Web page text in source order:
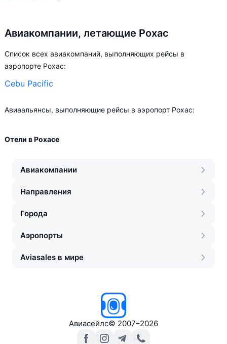
Авиакомпании, летающие Рохас
Список всех авиакомпаний, выполняющих рейсы в
аэропорте Рохас:
Cebu Pacific
Авиаальянсы, выполняющие рейсы в аэропорт Рохас:
Отели в Рохасе
Авиакомпании
Направления
Города
Аэропорты
Aviasales в мире
Авиасейлс© 2007–2026